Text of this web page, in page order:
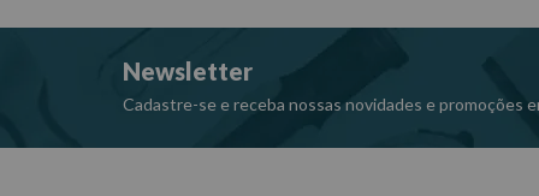
Newsletter
Cadastre-se e receba nossas novidades e promoções